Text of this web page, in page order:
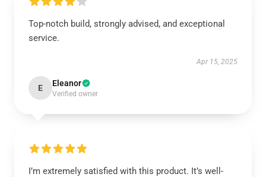
Top-notch build, strongly advised, and exceptional
service.
Apr 15, 2025
E Eleanor
Verified owner
I’m extremely satisfied with this product. It’s well-